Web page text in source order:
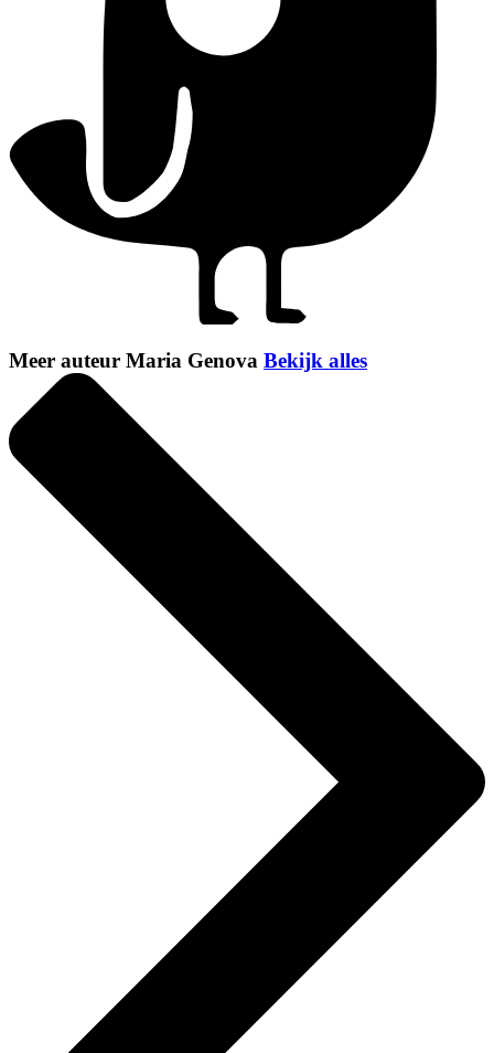
Meer auteur Maria Genova Bekijk alles